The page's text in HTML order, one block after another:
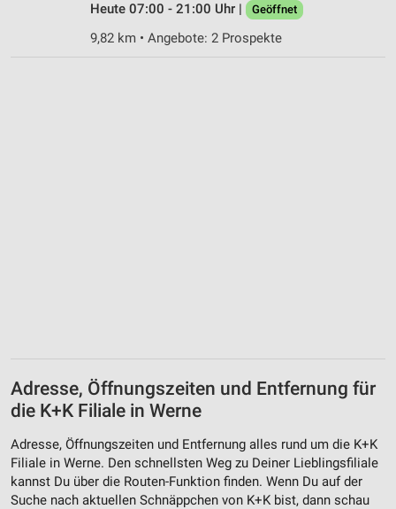
Heute 07:00 - 21:00 Uhr |
Geöffnet
9,82 km • Angebote: 2 Prospekte
Adresse, Öffnungszeiten und Entfernung für
die K+K Filiale in Werne
Adresse, Öffnungszeiten und Entfernung alles rund um die K+K
Filiale in Werne. Den schnellsten Weg zu Deiner Lieblingsfiliale
kannst Du über die Routen-Funktion finden. Wenn Du auf der
Suche nach aktuellen Schnäppchen von K+K bist, dann schau